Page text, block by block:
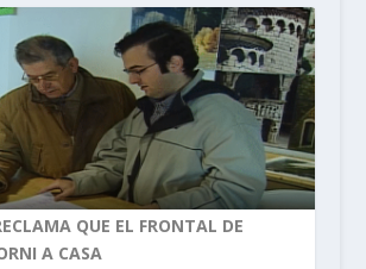
QUE EL FRONTAL DE
A CASA